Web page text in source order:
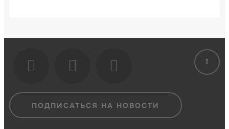
ПОДПИСАТЬСЯ НА НОВОСТИ